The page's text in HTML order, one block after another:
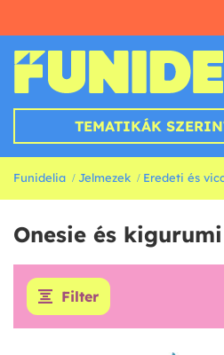
TEMATIKÁK
Funidelia Jelmezek Eredeti és
Onesie és
Filter